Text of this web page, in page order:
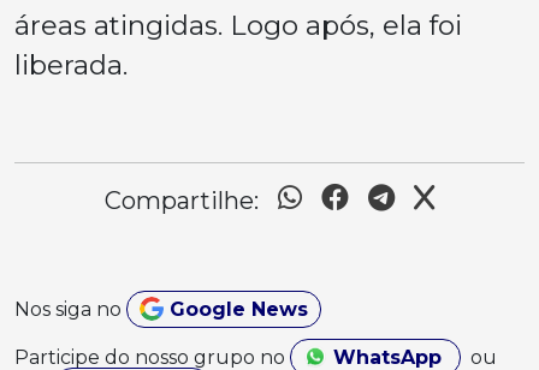
áreas atingidas. Logo após, ela foi
liberada.
Compartilhe:
Nos siga no Google News
Participe do nosso grupo no WhatsApp
ou